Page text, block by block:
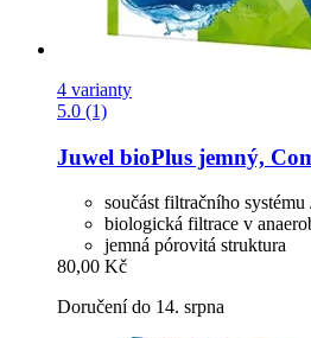
4 varianty
5.0 (1)
Juwel bioPlus jemný,
součást filtračního systému
biologická filtrace v
jemná pórovitá struktura
80,00 Kč
Doručení do 14. srpna